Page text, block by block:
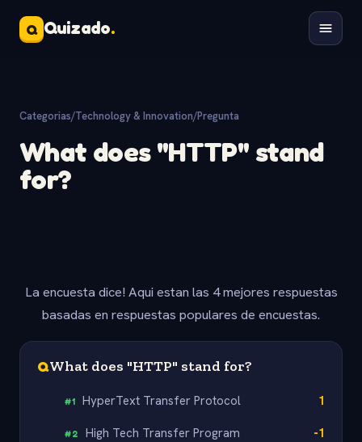
Q Quizado.
Categorias/Technology & Innovation/Pregunta
What does "HTTP" stand
for?
La encuesta dice! Aqui estan las 4 mejores respuestas
basadas en respuestas populares de encuestas.
QWhat does "HTTP" stand for?
#1 HyperText Transfer Protocol 1
#2 High Tech Transfer Program -1